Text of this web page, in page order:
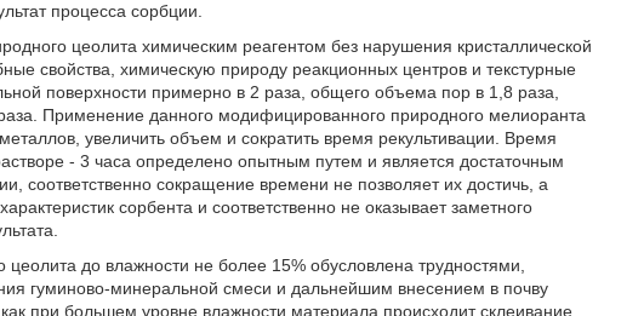
процесса сорбции.
цеолита химическим реагентом без нарушения кристаллической
свойства, химическую природу реакционных центров и текстурные
поверхности примерно в 2 раза, общего объема пор в 1,8 раза,
Применение данного модифицированного природного мелиоранта
увеличить объем и сократить время рекультивации. Время
- 3 часа определено опытным путем и является достаточным
соответственно сокращение времени не позволяет их достичь, а
сорбента и соответственно не оказывает заметного
до влажности не более 15% обусловлена трудностями,
гуминово-минеральной смеси и дальнейшим внесением в почву
при большем уровне влажности материала происходит склеивание